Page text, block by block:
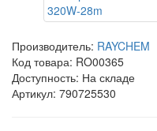
Производитель: RAYCHEM
Код товара: RO00365
Доступность: На складе
Артикул: 790725530